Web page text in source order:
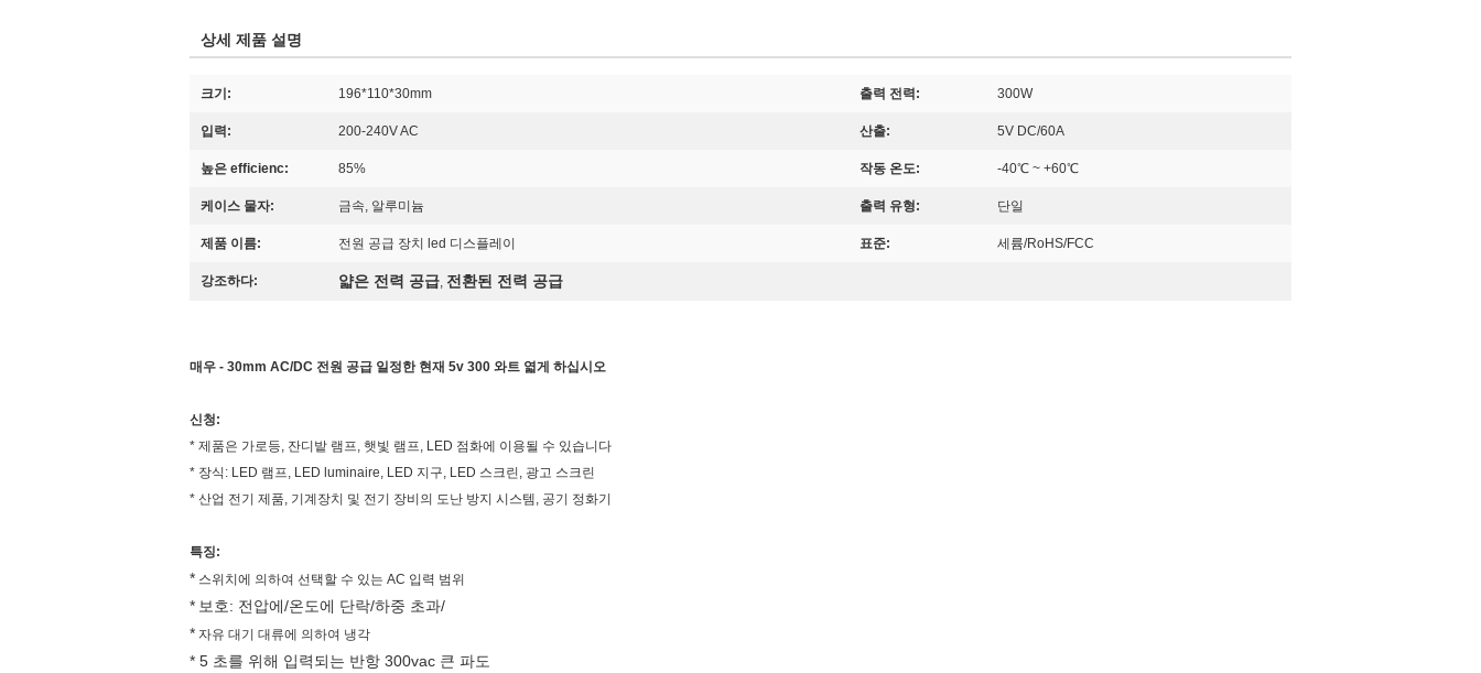
상세 제품 설명
크기: 196*110*30mm 출력 전력: 300W
입력: 200-240V AC 산출: 5V DC/60A
높은 efficienc: 85% 작동 온도: -40℃ ~ +60℃
케이스 물자: 금속, 알루미늄 출력 유형: 단일
제품 이름: 전원 공급 장치 led 디스플레이 표준: 세륨/RoHS/FCC
강조하다: 얇은 전력 공급, 전환된 전력 공급
매우 - 30mm AC/DC 전원 공급 일정한 현재 5v 300 와트 엷게 하십시오
신청:
* 제품은 가로등, 잔디밭 램프, 햇빛 램프, LED 점화에 이용될 수 있습니다
* 장식: LED 램프, LED luminaire, LED 지구, LED 스크린, 광고 스크린
* 산업 전기 제품, 기계장치 및 전기 장비의 도난 방지 시스템, 공기 정화기
특징:
* 스위치에 의하여 선택할 수 있는 AC 입력 범위
* 보호: 전압에/온도에 단락/하중 초과/
* 자유 대기 대류에 의하여 냉각
* 5 초를 위해 입력되는 반항 300vac 큰 파도